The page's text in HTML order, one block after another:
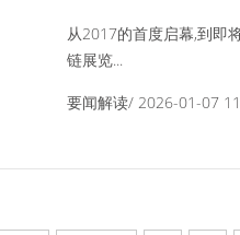
从2017的首度启幕,到即
链展览...
要闻解读/ 2026-01-07